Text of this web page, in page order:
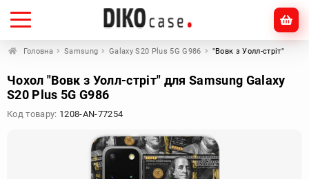
Головна Samsung Galaxy S20 Plus 5G G986 "Вовк з Уолл-стріт"
Чохол "Вовк з Уолл-стріт" для Samsung Galaxy
S20 Plus 5G G986
Код товару: 1208-AN-77254